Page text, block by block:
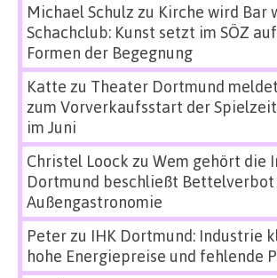
Michael Schulz zu Kirche wird Bar
Schachclub: Kunst setzt im SÖZ
Formen der Begegnung
Katte zu Theater Dortmund
zum Vorverkaufsstart der
im Juni
Christel Loock zu Wem gehört die
Dortmund beschließt Bettelverbot
Außengastronomie
Peterzu IHK Dortmund: Industrie
hohe Energiepreise und fehlende